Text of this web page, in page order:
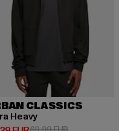
CLASSICS
Heavy
Aktionspreis: